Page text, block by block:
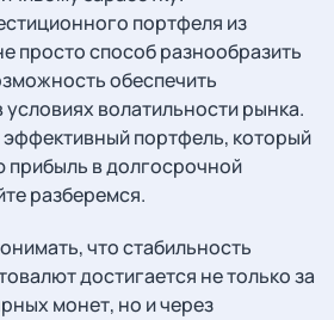
портфеля из
просто способ разнообразить
обеспечить
волатильности рынка.
эффективный портфель, который
в долгосрочной
разберемся.
что стабильность
достигается не только за
монет, но и через